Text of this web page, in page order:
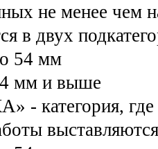
не менее чем
в двух
54 мм
мм и выше
категория, где